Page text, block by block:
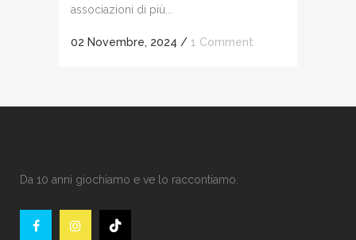
associazioni di più...
02 Novembre, 2024 / 1 Comment
Da 10 anni giochiamo e ve lo raccontiamo.